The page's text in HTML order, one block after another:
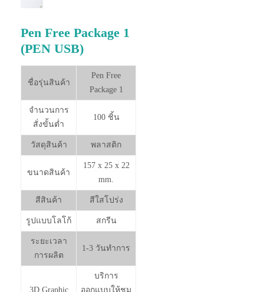
Pen Free Package 1
(PEN USB)
ชื่อรุ่นสินค้า
Pen Free
Package 1
จำนวนการ
สั่งขั้นต่ำ
100 ชิ้น
วัสดุสินค้า พลาสติก
ขนาดสินค้า
157 x 25 x 22
mm.
สีสินค้า สีใสโปร่ง
รูปแบบโลโก้ สกรีน
ระยะเวลา
การผลิต
1-3 วันทำการ
3D Graphic
บริการ
ออกแบบให้ชม